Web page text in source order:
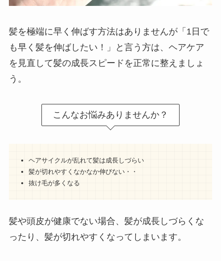
髪を極端に早く伸ばす方法はありませんが「1日で
も早く髪を伸ばしたい！」と言う方は、ヘアケア
を見直して髪の成長スピードを正常に整えましょ
う。
こんなお悩みありませんか？
ヘアサイクルが乱れて髪は成長しづらい
髪が切れやすくなかなか伸びない・・
抜け毛が多くなる
髪や頭皮が健康でない場合、髪が成長しづらくな
ったり、髪が切れやすくなってしまいます。